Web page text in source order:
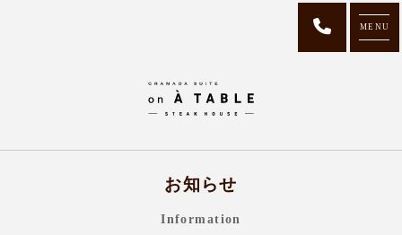
MENU
お知らせ
Information